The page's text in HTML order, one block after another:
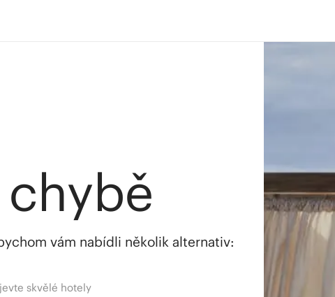
vám nabídli několik alternativ:
skvělé hotely